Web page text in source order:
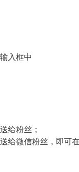
入框中
给粉丝；
给微信粉丝，即可